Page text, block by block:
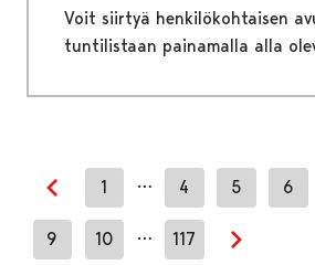
Voit siirtyä henkilökohtaisen
tuntilistaan painamalla alla
Edellinen sivu
1 … 4 5 6
9 10 … 117
Seuraava